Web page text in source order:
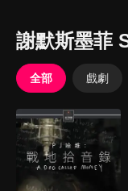
謝默斯墨菲
全部 戲劇